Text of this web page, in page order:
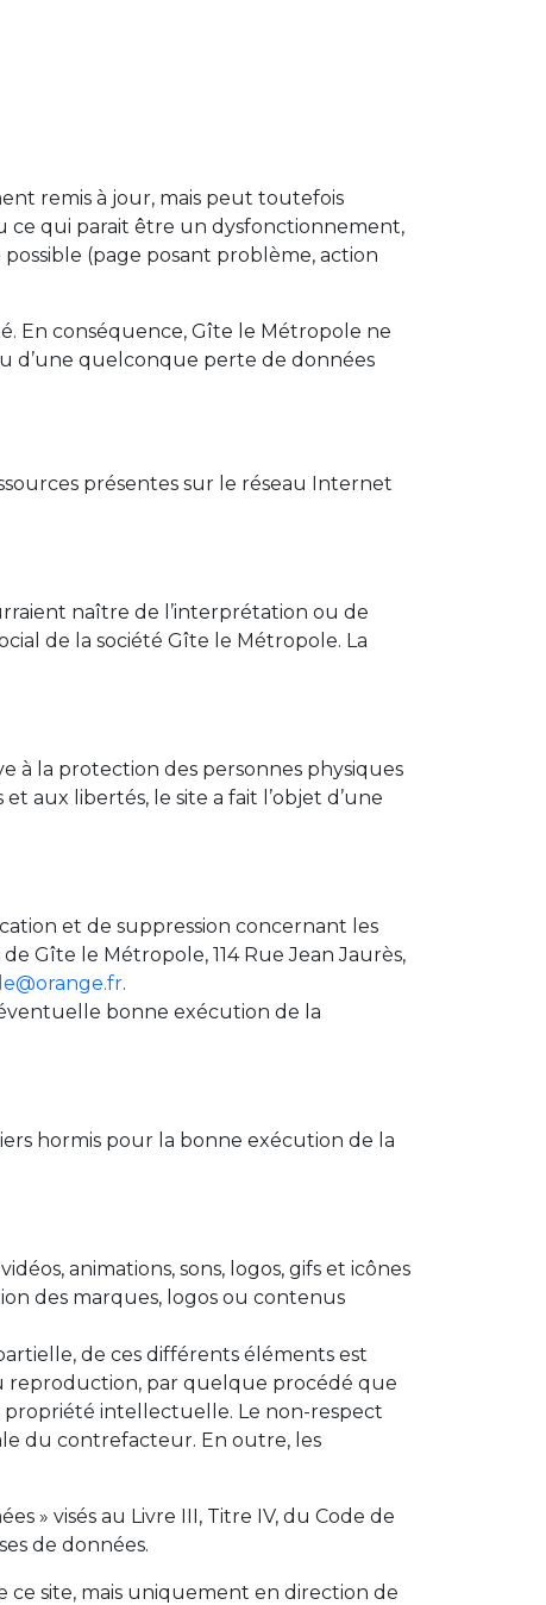
remis à jour, mais peut toutefois
ce qui parait être un dysfonctionnement,
(page posant problème, action
En conséquence, Gîte le Métropole ne
d’une quelconque perte de données
présentes sur le réseau Internet
naître de l’interprétation ou de
de la société Gîte le Métropole. La
à la protection des personnes physiques
aux libertés, le site a fait l’objet d’une
et de suppression concernant les
Gîte le Métropole, 114 Rue Jean Jaurès,
.
bonne exécution de la
hormis pour la bonne exécution de la
animations, sons, logos, gifs et icônes
des marques, logos ou contenus
de ces différents éléments est
reproduction, par quelque procédé que
propriété intellectuelle. Le non-respect
du contrefacteur. En outre, les
» visés au Livre III, Titre IV, du Code de
de données.
site, mais uniquement en direction de